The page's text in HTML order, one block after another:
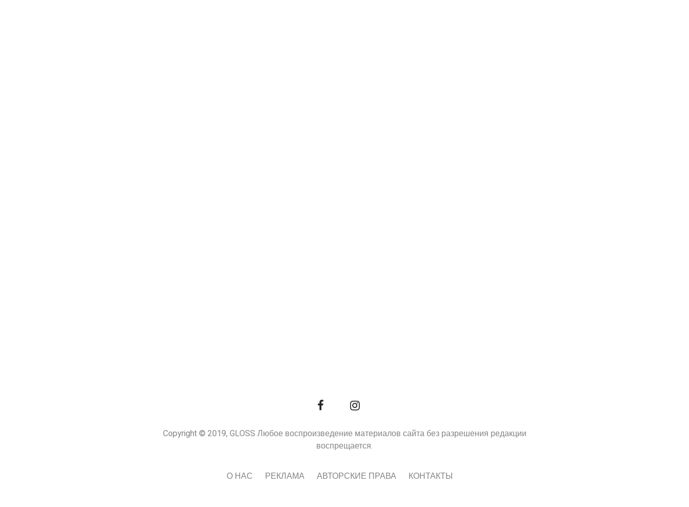
Copyright © 2019, GLOSS Любое воспроизведение материалов сайта без разрешения редакции
воспрещается.
О НАС РЕКЛАМА АВТОРСКИЕ ПРАВА КОНТАКТЫ